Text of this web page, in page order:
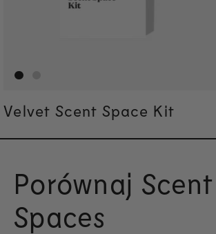
Velvet Scent Space Kit
Porównaj Scent
Spaces